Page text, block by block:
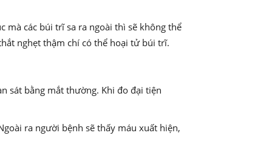
mà các búi trĩ sa ra ngoài thì sẽ không thể
nghẹt thậm chí có thể hoại tử búi trĩ.
sát bằng mắt thường. Khi đo đại tiện
ra người bệnh sẽ thấy máu xuất hiện,